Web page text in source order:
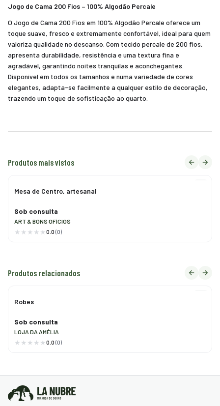
Jogo de Cama 200 Fios – 100% Algodão Percale
O Jogo de Cama 200 Fios em 100% Algodão Percale oferece um
toque suave, fresco e extremamente confortável, ideal para quem
valoriza qualidade no descanso. Com tecido percale de 200 fios,
apresenta durabilidade, resistência e uma textura fina e
agradável, garantindo noites tranquilas e aconchegantes.
Disponível em todos os tamanhos e numa variedade de cores
elegantes, adapta-se facilmente a qualquer estilo de decoração,
trazendo um toque de sofisticação ao quarto.
Produtos mais vistos
Mesa de Centro, artesanal
Sob consulta
ART & BONS OFÍCIOS
0.0 (0)
Produtos relacionados
Robes
Sob consulta
LOJA DA AMÉLIA
0.0 (0)